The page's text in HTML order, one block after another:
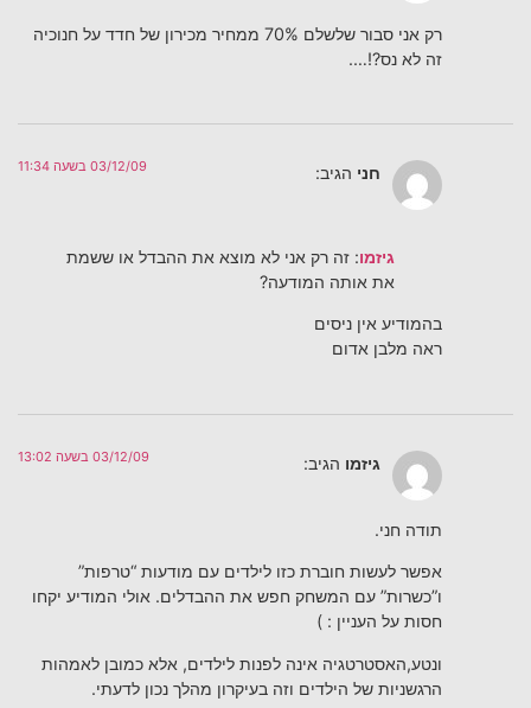
רק אני סבור שלשלם 70% ממחיר מכירון של חדד על חנוכיה
זה לא נס?!….
חני הגיב: 03/12/09 בשעה 11:34
גיזמו: זה רק אני לא מוצא את ההבדל או ששמת
את אותה המודעה?
בהמודיע אין ניסים
ראה מלבן אדום
גיזמו הגיב: 03/12/09 בשעה 13:02
תודה חני.
אפשר לעשות חוברת כזו לילדים עם מודעות “טרפות”
ו”כשרות” עם המשחק חפש את ההבדלים. אולי המודיע יקחו
חסות על העניין : )
ונטע,האסטרטגיה אינה לפנות לילדים, אלא כמובן לאמהות
הרגשניות של הילדים וזה בעיקרון מהלך נכון לדעתי.